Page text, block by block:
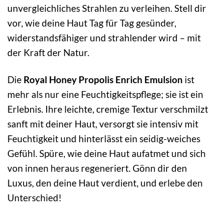
unvergleichliches Strahlen zu verleihen. Stell dir
vor, wie deine Haut Tag für Tag gesünder,
widerstandsfähiger und strahlender wird – mit
der Kraft der Natur.
Die Royal Honey Propolis Enrich Emulsion ist
mehr als nur eine Feuchtigkeitspflege; sie ist ein
Erlebnis. Ihre leichte, cremige Textur verschmilzt
sanft mit deiner Haut, versorgt sie intensiv mit
Feuchtigkeit und hinterlässt ein seidig-weiches
Gefühl. Spüre, wie deine Haut aufatmet und sich
von innen heraus regeneriert. Gönn dir den
Luxus, den deine Haut verdient, und erlebe den
Unterschied!